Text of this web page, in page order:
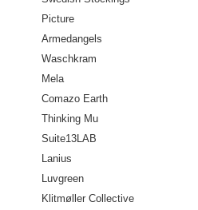
Picture
Armedangels
Waschkram
Mela
Comazo Earth
Thinking Mu
Suite13LAB
Lanius
Luvgreen
Klitmøller Collective